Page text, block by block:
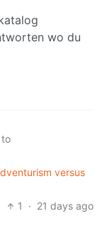
wo du
to
versus
1
· 21 days ago